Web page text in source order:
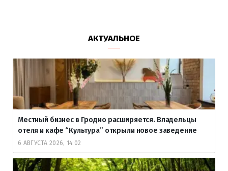
АКТУАЛЬНОЕ
Местный бизнес в Гродно расширяется. Владельцы
отеля и кафе “Культура” открыли новое заведение
6 АВГУСТА 2026, 14:02